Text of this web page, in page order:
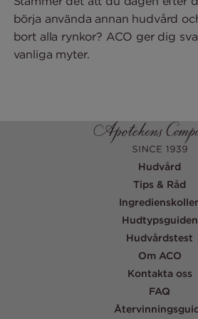
börja använda annan hudvård
bort alla rynkor? ACO ger dig
vanliga myter.
Hudvård
Tips & Råd
Hudtypsguiden
Hudvårdstest
Om ACO
Kontakta oss
FAQ